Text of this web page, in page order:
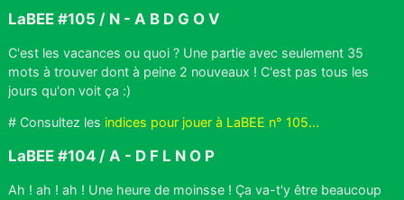
LaBEE #105 / N - A B D G O V
C'est les vacances ou quoi ? Une partie avec seulement 35
mots à trouver dont à peine 2 nouveaux ! C'est pas tous les
jours qu'on voit ça :)
# Consultez les indices pour jouer à LaBEE n° 105...
LaBEE #104 / A - D F L N O P
Ah ! ah ! ah ! Une heure de moinsse ! Ça va-t'y être beaucoup